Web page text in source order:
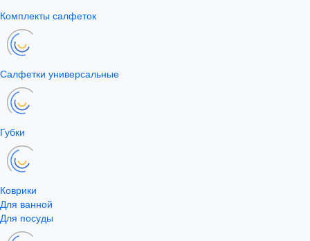
Комплекты салфеток
Салфетки универсальные
Губки
Коврики
Для ванной
Для посуды